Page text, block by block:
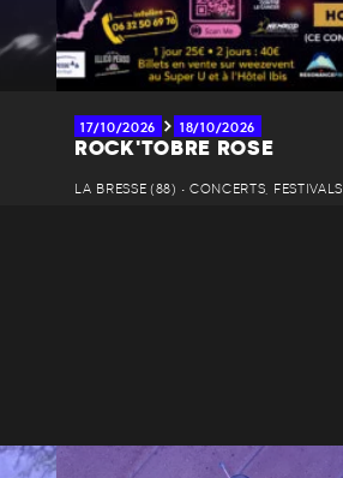
17/10/2026 18/10/2026
ROCK'TOBRE ROSE
LA BRESSE (88) • CONCERTS, FESTIVALS